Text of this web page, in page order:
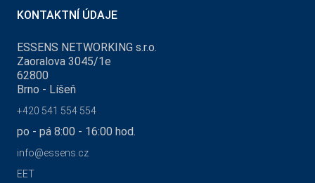
KONTAKTNÍ ÚDAJE
ESSENS NETWORKING s.r.o.
Zaoralova 3045/1e
62800
Brno - Líšeň
+420 541 554 554
po - pá 8:00 - 16:00 hod.
info@essens.cz
EET